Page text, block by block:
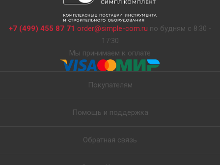
+7 (499) 455 87 71 order@simple-com.ru по будням с 8:30 -
17:30
Мы принимаем к оплате
Покупателям
Помощь и поддержка
Обратная связь